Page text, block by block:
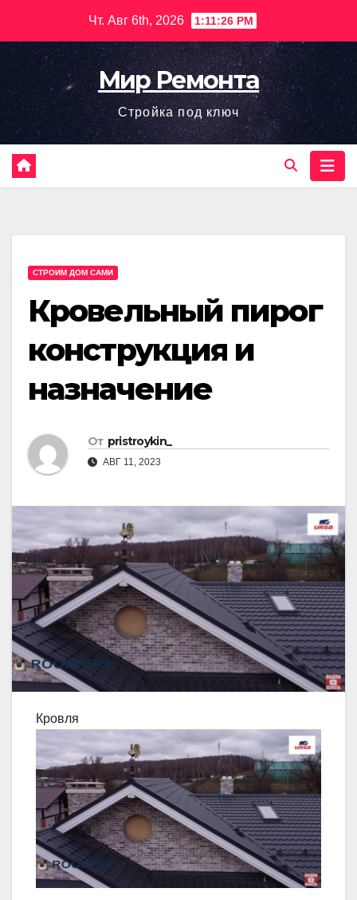
содержимому
Чт. Авг 6th, 2026 1:11:27 PM
Мир Ремонта
Стройка под ключ
СТРОИМ ДОМ САМИ
Кровельный пирог
конструкция и
назначение
От pristroykin_
АВГ 11, 2023
Кровля